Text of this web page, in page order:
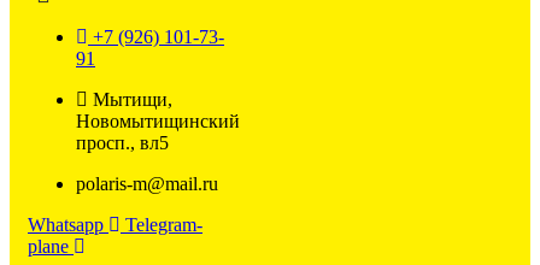
+7 (926) 101-73-
91
Мытищи,
Новомытищинский
просп., вл5
polaris-m@mail.ru
Whatsapp
Telegram-
plane